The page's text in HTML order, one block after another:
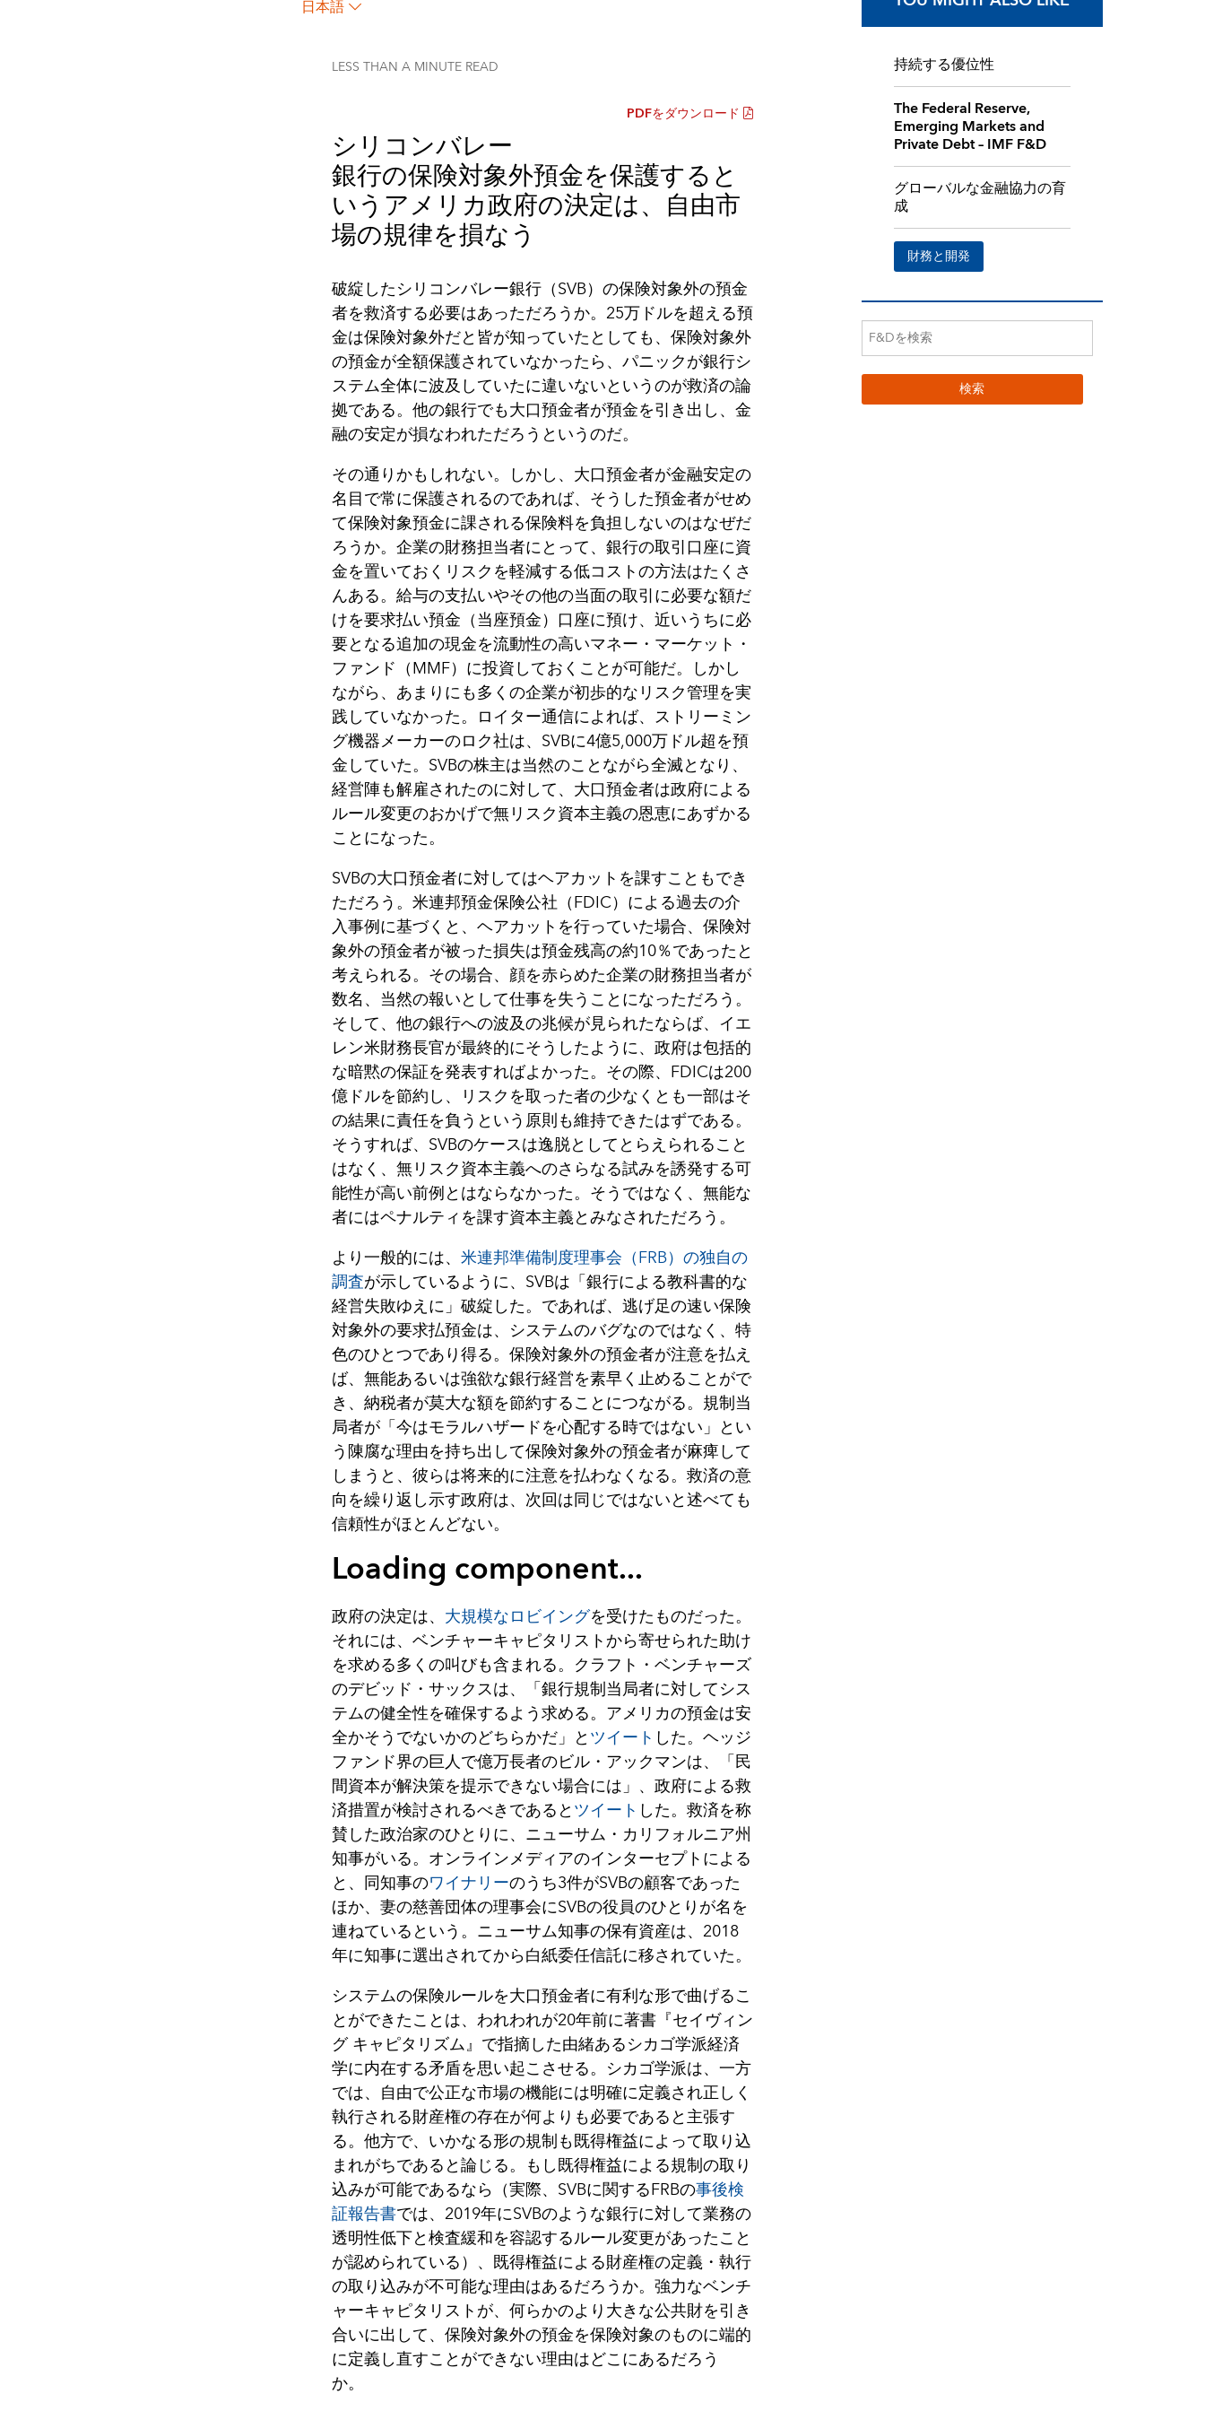
日本語
LESS THAN A MINUTE READ
PDFをダウンロード
シリコンバレー
銀行の保険対象外預金を保護すると
いうアメリカ政府の決定は、自由市
場の規律を損なう
破綻したシリコンバレー銀行（SVB）の保険対象外の預金
者を救済する必要はあっただろうか。25万ドルを超える預
金は保険対象外だと皆が知っていたとしても、保険対象外
の預金が全額保護されていなかったら、パニックが銀行シ
ステム全体に波及していたに違いないというのが救済の論
拠である。他の銀行でも大口預金者が預金を引き出し、金
融の安定が損なわれただろうというのだ。
その通りかもしれない。しかし、大口預金者が金融安定の
名目で常に保護されるのであれば、そうした預金者がせめ
て保険対象預金に課される保険料を負担しないのはなぜだ
ろうか。企業の財務担当者にとって、銀行の取引口座に資
金を置いておくリスクを軽減する低コストの方法はたくさ
んある。給与の支払いやその他の当面の取引に必要な額だ
けを要求払い預金（当座預金）口座に預け、近いうちに必
要となる追加の現金を流動性の高いマネー・マーケット・
ファンド（MMF）に投資しておくことが可能だ。しかし
ながら、あまりにも多くの企業が初歩的なリスク管理を実
践していなかった。ロイター通信によれば、ストリーミン
グ機器メーカーのロク社は、SVBに4億5,000万ドル超を預
金していた。SVBの株主は当然のことながら全滅となり、
経営陣も解雇されたのに対して、大口預金者は政府による
ルール変更のおかげで無リスク資本主義の恩恵にあずかる
ことになった。
SVBの大口預金者に対してはヘアカットを課すこともでき
ただろう。米連邦預金保険公社（FDIC）による過去の介
入事例に基づくと、ヘアカットを行っていた場合、保険対
象外の預金者が被った損失は預金残高の約10％であったと
考えられる。その場合、顔を赤らめた企業の財務担当者が
数名、当然の報いとして仕事を失うことになっただろう。
そして、他の銀行への波及の兆候が見られたならば、イエ
レン米財務長官が最終的にそうしたように、政府は包括的
な暗黙の保証を発表すればよかった。その際、FDICは200
億ドルを節約し、リスクを取った者の少なくとも一部はそ
の結果に責任を負うという原則も維持できたはずである。
そうすれば、SVBのケースは逸脱としてとらえられること
はなく、無リスク資本主義へのさらなる試みを誘発する可
能性が高い前例とはならなかった。そうではなく、無能な
者にはペナルティを課す資本主義とみなされただろう。
より一般的には、 米連邦準備制度理事会（FRB）の独自の
調査が示しているように、 SVBは「銀行による教科書的な
経営失敗ゆえに」破綻した。であれば、逃げ足の速い保険
対象外の要求払預金は、システムのバグなのではなく、特
色のひとつであり得る。保険対象外の預金者が注意を払え
ば、無能あるいは強欲な銀行経営を素早く止めることがで
き、納税者が莫大な額を節約することにつながる。規制当
局者が「今はモラルハザードを心配する時ではない」とい
う陳腐な理由を持ち出して保険対象外の預金者が麻痺して
しまうと、彼らは将来的に注意を払わなくなる。救済の意
向を繰り返し示す政府は、次回は同じではないと述べても
信頼性がほとんどない。
Loading component...
政府の決定は、 大規模なロビイングを受けたものだった。
それには、ベンチャーキャピタリストから寄せられた助け
を求める多くの叫びも含まれる。クラフト・ベンチャーズ
のデビッド・サックスは、「銀行規制当局者に対してシス
テムの健全性を確保するよう求める。アメリカの預金は安
全かそうでないかのどちらかだ」とツイート した。ヘッジ
ファンド界の巨人で億万長者のビル・アックマンは、「民
間資本が解決策を提示できない場合には」、政府による救
済措置が検討されるべきであるとツイート した。救済を称
賛した政治家のひとりに、ニューサム・カリフォルニア州
知事がいる。オンラインメディアのインターセプトによる
と、同知事のワイナリーのうち3件がSVBの顧客であった
ほか、妻の慈善団体の理事会にSVBの役員のひとりが名を
連ねているという。ニューサム知事の保有資産は、2018
年に知事に選出されてから白紙委任信託に移されていた。
システムの保険ルールを大口預金者に有利な形で曲げるこ
とができたことは、われわれが20年前に著書『セイヴィン
グ キャピタリズム』で指摘した由緒あるシカゴ学派経済
学に内在する矛盾を思い起こさせる。シカゴ学派は、一方
では、自由で公正な市場の機能には明確に定義され正しく
執行される財産権の存在が何よりも必要であると主張す
る。他方で、いかなる形の規制も既得権益によって取り込
まれがちであると論じる。もし既得権益による規制の取り
込みが可能であるなら（実際、SVBに関するFRBの事後検
証報告書では、 2019年にSVBのような銀行に対して業務の
透明性低下と検査緩和を容認するルール変更があったこと
が認められている）、既得権益による財産権の定義・執行
の取り込みが不可能な理由はあるだろうか。強力なベンチ
ャーキャピタリストが、何らかのより大きな公共財を引き
合いに出して、保険対象外の預金を保険対象のものに端的
に定義し直すことができない理由はどこにあるだろう
か。
持続する優位性
The Federal Reserve,
Emerging Markets and
Private Debt – IMF F&D
グローバルな金融協力の育
成
財務と開発